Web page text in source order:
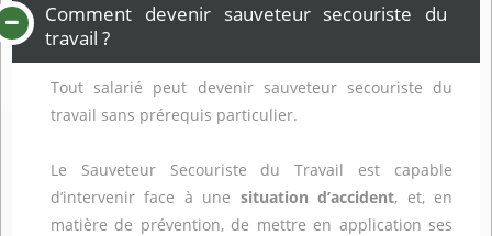
Comment devenir sauveteur secouriste du
travail ?
Tout salarié peut devenir sauveteur secouriste du
travail sans prérequis particulier.
Le Sauveteur Secouriste du Travail est capable
d’intervenir face à une situation d’accident, et, en
matière de prévention, de mettre en application ses